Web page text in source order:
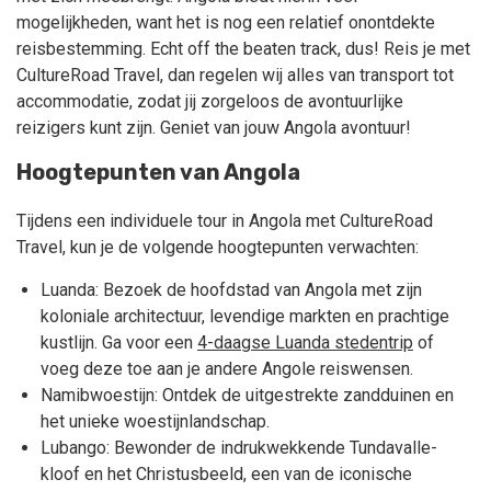
mogelijkheden, want het is nog een relatief onontdekte
reisbestemming. Echt off the beaten track, dus! Reis je met
CultureRoad Travel, dan regelen wij alles van transport tot
accommodatie, zodat jij zorgeloos de avontuurlijke
reizigers kunt zijn. Geniet van jouw Angola avontuur!
Hoogtepunten van Angola
Tijdens een individuele tour in Angola met CultureRoad
Travel, kun je de volgende hoogtepunten verwachten:
Luanda: Bezoek de hoofdstad van Angola met zijn
koloniale architectuur, levendige markten en prachtige
kustlijn. Ga voor een 4-daagse Luanda stedentrip of
voeg deze toe aan je andere Angole reiswensen.
Namibwoestijn: Ontdek de uitgestrekte zandduinen en
het unieke woestijnlandschap.
Lubango: Bewonder de indrukwekkende Tundavalle-
kloof en het Christusbeeld, een van de iconische